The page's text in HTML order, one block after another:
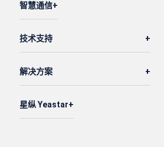
智慧通信
技术支持
解决方案
星纵 Yeastar